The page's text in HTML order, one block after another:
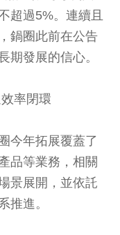
超過5%。連續且
鍋圈此前在公告
期發展的信心。
率閉環
今年拓展覆蓋了
品等業務，相關
景展開，並依託
推進。